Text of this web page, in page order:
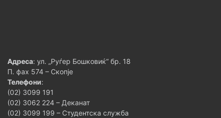
Адреса: ул. „Руѓер Бошковиќ“ бр. 18
П. фах 574 – Скопје
Телефони:
(02) 3099 191
(02) 3062 224 – Деканат
(02) 3099 199 – Студентска служба